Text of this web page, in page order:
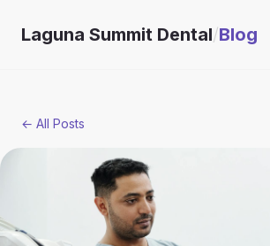
Laguna Summit Dental/Blog
← All Posts